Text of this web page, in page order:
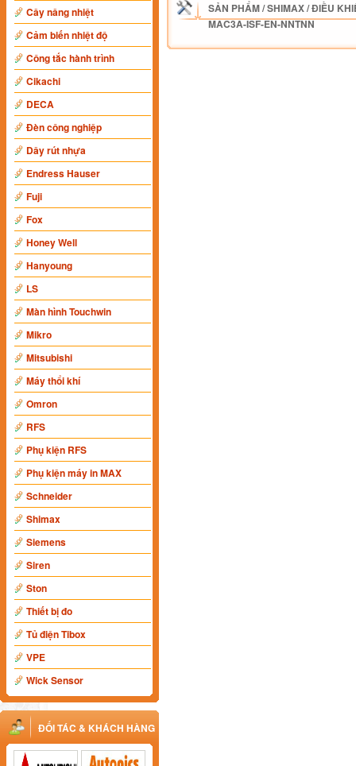
Cây nâng nhiệt
Cảm biến nhiệt độ
Công tắc hành trình
Cikachi
DECA
Đèn công nghiệp
Dây rút nhựa
Endress Hauser
Fuji
Fox
Honey Well
Hanyoung
LS
Màn hình Touchwin
Mikro
Mitsubishi
Máy thổi khí
Omron
RFS
Phụ kiện RFS
Phụ kiện máy in MAX
Schneider
Shimax
Siemens
Siren
Ston
Thiết bị đo
Tủ điện Tibox
VPE
Wick Sensor
ĐỐI TÁC & KHÁCH HÀNG
SẢN PHẨM/SHIMAX/ĐIỀU
MAC3A-ISF-EN-NNTNN